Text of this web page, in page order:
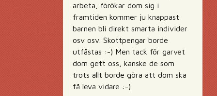
arbeta, förökar dom sig i
framtiden kommer ju knappast
barnen bli direkt smarta individer
osv osv. Skottpengar borde
utfästas :-) Men tack för garvet
dom gett oss, kanske de som
trots allt borde göra att dom ska
få leva vidare :-)